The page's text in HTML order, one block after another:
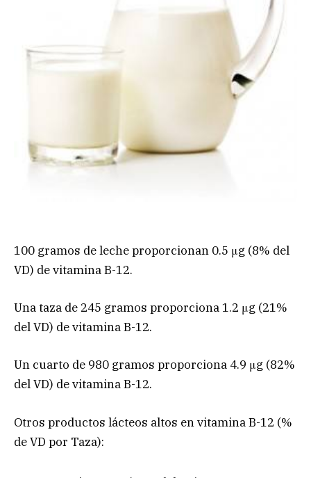
100 gramos de leche proporcionan 0.5 μg (8% del
VD) de vitamina B-12.
Una taza de 245 gramos proporciona 1.2 μg (21%
del VD) de vitamina B-12.
Un cuarto de 980 gramos proporciona 4.9 μg (82%
del VD) de vitamina B-12.
Otros productos lácteos altos en vitamina B-12 (%
de VD por Taza):